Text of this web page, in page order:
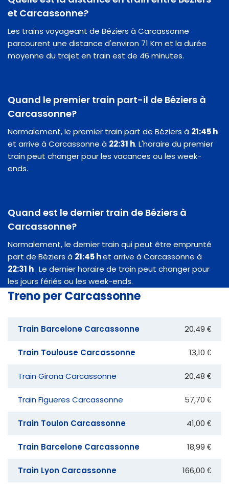
et Carcassonne?
Les trains voyageant de Béziers à Carcassonne
parcourent une distance d'environ 71 Km et la durée
moyenne du trajet en train est de 46 minutes.
Quand le premier train part-il de Béziers à
Carcassonne?
Normalement, le premier train part de Béziers à 21:45 h
et arrive à Carcassonne à 22:31 h. L'horaire du premier
train peut changer pour les vacances ou les week-
ends.
Quand est le dernier train de Béziers à
Carcassonne?
Normalement, le dernier train qui peut être emprunté
part de Béziers à 21:45 het arrive à Carcassonne à
22:31 h. Le dernier horaire de train peut changer pour
les jours fériés ou les week-ends.
Treno per Carcassonne
Train Barcelone Carcassonne 20,49 €
Train Toulouse Carcassonne 13,10 €
Train Girona Carcassonne 20,48 €
Train Figueres Carcassonne 57,70 €
Train Toulon Carcassonne 41,00 €
Train Barcelone Carcassonne 18,99 €
Train Lyon Carcassonne 166,00 €